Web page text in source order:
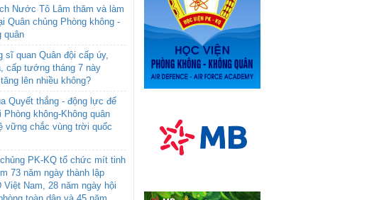
Nước Tô Lâm thăm và làm
Quân chủng Phòng không -
quân
sĩ quan Quân đội cấp úy,
cấp tướng tháng 7 này
lên nhiều không?
Quyết thắng - động lực để
Phòng không-Không quân
vững chắc vùng trời quốc
PK-KQ tổ chức mít tinh
73 năm ngày thành lập
Việt Nam, 28 năm ngày hội